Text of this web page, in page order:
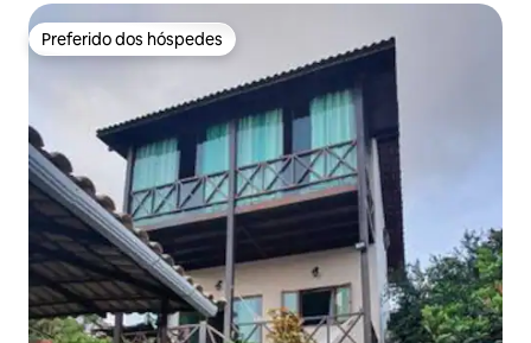
Preferido dos hóspedes
Preferido dos hóspedes